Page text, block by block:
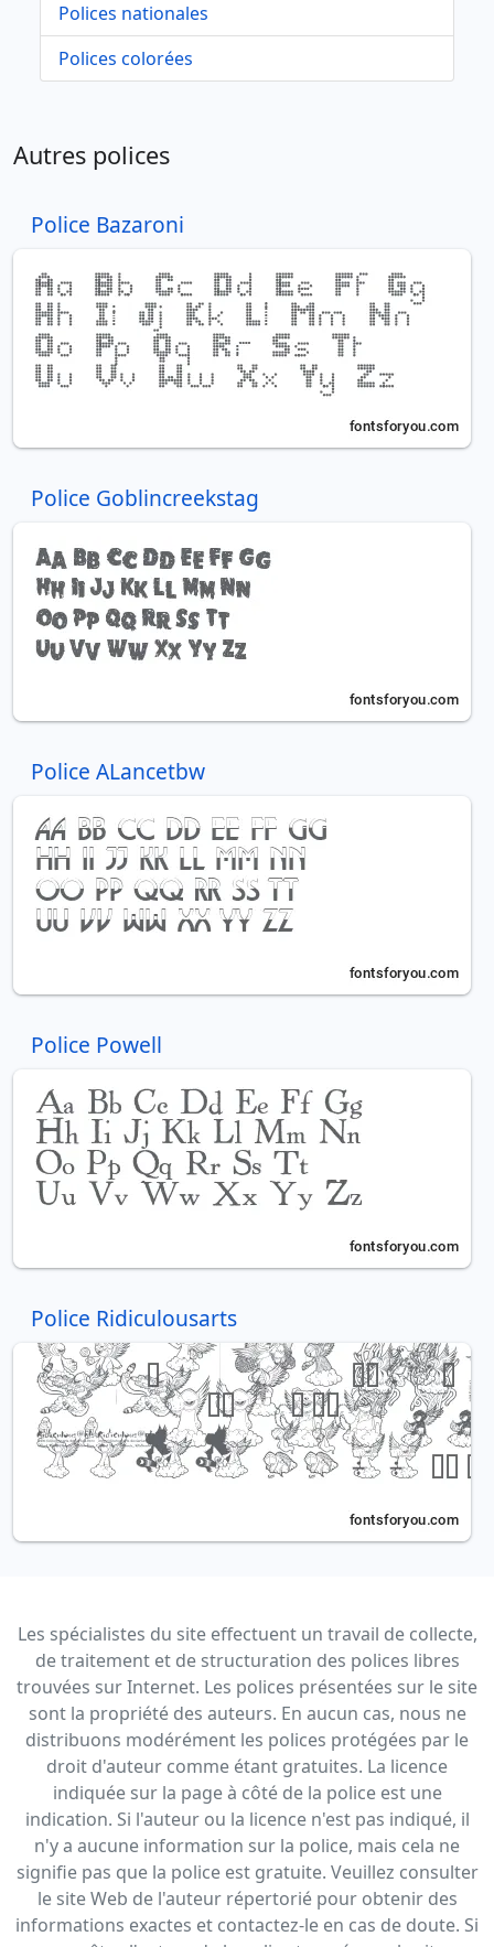
Polices nationales
Polices colorées
Autres polices
Police Bazaroni
Police Goblincreekstag
Police ALancetbw
Police Powell
Police Ridiculousarts
Les spécialistes du site effectuent un travail de collecte,
de traitement et de structuration des polices libres
trouvées sur Internet. Les polices présentées sur le site
sont la propriété des auteurs. En aucun cas, nous ne
distribuons modérément les polices protégées par le
droit d'auteur comme étant gratuites. La licence
indiquée sur la page à côté de la police est une
indication. Si l'auteur ou la licence n'est pas indiqué, il
n'y a aucune information sur la police, mais cela ne
signifie pas que la police est gratuite. Veuillez consulter
le site Web de l'auteur répertorié pour obtenir des
informations exactes et contactez-le en cas de doute. Si